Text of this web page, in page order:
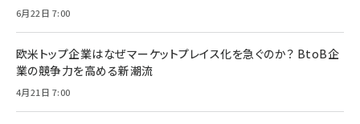
6月22日 7:00
欧米トップ企業はなぜマーケットプレイス化を急ぐのか？ BtoB企
業の競争力を高める新潮流
4月21日 7:00